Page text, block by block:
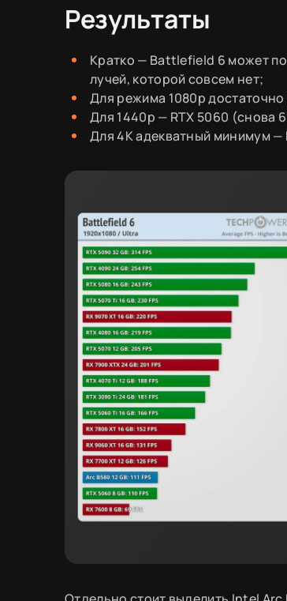
Результаты
Кратко — Battlefield 6 может
лучей, которой совсем нет;
Для режима 1080p
Для 1440p — RTX 5060 (снова
Для 4К адекватный минимум —